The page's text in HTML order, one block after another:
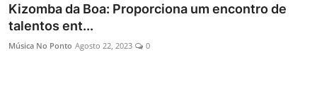
Kizomba da Boa: Proporciona um encontro de
talentos ent...
Música No Ponto Agosto 22, 2023 0